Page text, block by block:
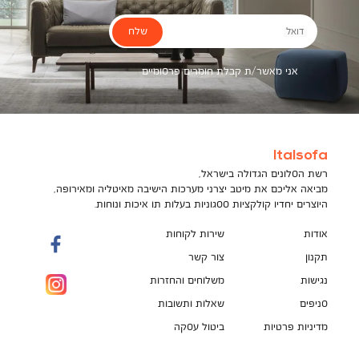
דואל
אני מאשר/ת קבלת חומרים פרסומיים
שלח
Italsofa
רשת הסלונים הגדולה בישראל,
מביאה אליכם את מיטב יצרני מערכות הישיבה מאיטליה ומאירופה,
היוצרים יחדיו קולקציות ססגוניות בעלות תו איכות ונוחות.
אודות
תקנון
נגישות
סניפים
מדיניות פרטיות
שירות לקוחות
צור קשר
משלוחים והחזרות
שאלות ותשובות
ביטול עסקה